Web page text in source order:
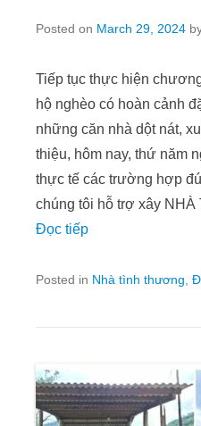
Posted on March 29, 2024
Tiếp tục thực hiện
hộ nghèo có hoàn cảnh
những căn nhà dột nát,
thiệu, hôm nay, thứ năm
thực tế các trường hợp
chúng tôi hỗ trợ xây
Đọc tiếp
Posted in Nhà tình thương